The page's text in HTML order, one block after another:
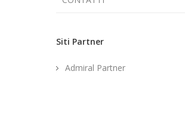
Siti Partner
Admiral Partner